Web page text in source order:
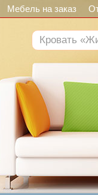
Мебель на заказ